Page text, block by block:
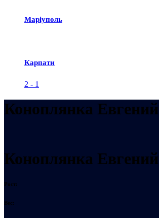
Маріуполь
Карпати
2 - 1
Коноплянка Евгений
Коноплянка Евгений
Рост:
Вес: